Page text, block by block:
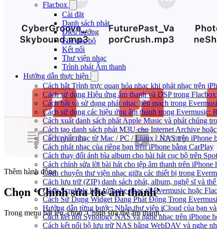
Flacbox
Cài đặt
Danh sách phát
Điều hướng
File cục bộ
Kết nối
Thư viện nhạc
Trình phát Âm thanh
Hướng dẫn thực hiện
Cách bật Trình trực quan hóa nhạc khi phát nhạc trên
Cách sử dụng Hiệu ứng âm thanh và DSP trong
Cách bật và sử dụng phát nhạc liền mạch trong
Cách sử dụng các hiệu ứng âm thanh trong Evermusic:
Cách xuất danh sách phát Apple Music và phát chúng
Cách tạo danh sách phát M3U cho Internet Archive
Cách phát nhạc từ Mac / PC / Linux / NAS trên
Cách phát nhạc của riêng bạn trên iPhone bằng CarPlay
Cách thay đổi ảnh bìa album cho bài hát cục bộ trên
Cách chỉnh sửa lời bài hát cho tệp âm thanh trên
Cách chuyển thư viện nhạc giữa các thiết bị trong
Cách lưu trữ (ZIP) danh sách phát, album, nghệ sĩ và
Cách Scrobble lịch sử nghe nhạc từ Evermusic hoặc
Cách Sử Dụng Widget Đang Phát Động Trong
Hướng dẫn từng bước: Nhập thư viện iCloud của bạn
Cách kết nối Synology NAS và nghe nhạc trên iPhone
Cách kết nối bộ lưu trữ NAS bằng WebDAV và nghe
Thêm hành động
Chọn ‘Chỉnh sửa thẻ âm thanh’
Trong menu bật lên, chọn ‘Chỉnh sửa thẻ âm thanh.’